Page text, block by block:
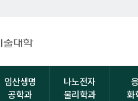
임산생명
공학과
나노전자
물리학과
화